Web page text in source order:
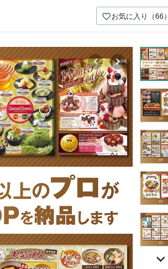
お気に入り（66）